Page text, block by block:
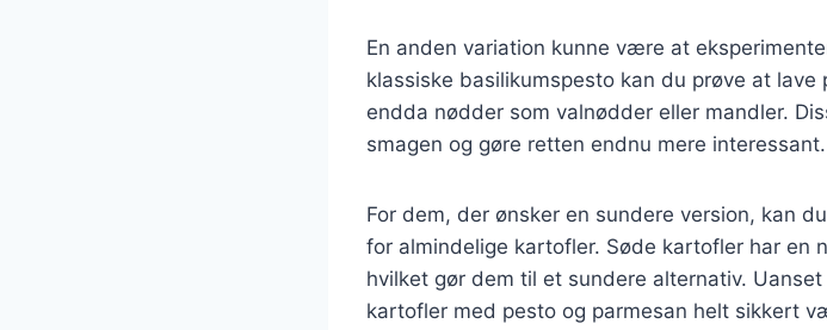
En anden variation kunne være at
klassiske basilikumspesto kan du prøve at
endda nødder som valnødder eller mandler.
smagen og gøre retten endnu mere interessant.
For dem, der ønsker en sundere version, kan
for almindelige kartofler. Søde kartofler har en
hvilket gør dem til et sundere alternativ.
kartofler med pesto og parmesan helt sikkert